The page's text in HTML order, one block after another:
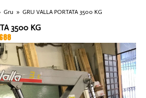
Gru » GRU VALLA PORTATA 3500 KG
3500 KG